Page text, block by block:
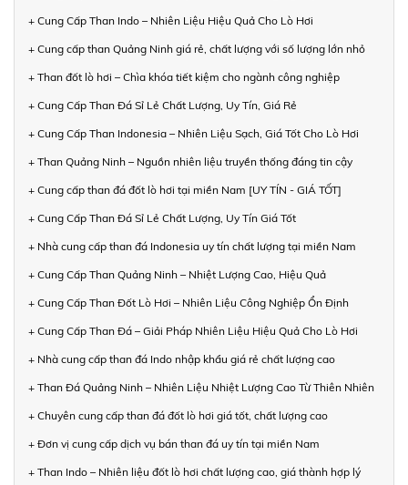
+ Cung Cấp Than Indo – Nhiên Liệu Hiệu Quả Cho Lò Hơi
+ Cung cấp than Quảng Ninh giá rẻ, chất lượng với số lượng lớn nhỏ
+ Than đốt lò hơi – Chìa khóa tiết kiệm cho ngành công nghiệp
+ Cung Cấp Than Đá Sỉ Lẻ Chất Lượng, Uy Tín, Giá Rẻ
+ Cung Cấp Than Indonesia – Nhiên Liệu Sạch, Giá Tốt Cho Lò Hơi
+ Than Quảng Ninh – Nguồn nhiên liệu truyền thống đáng tin cậy
+ Cung cấp than đá đốt lò hơi tại miền Nam [UY TÍN - GIÁ TỐT]
+ Cung Cấp Than Đá Sỉ Lẻ Chất Lượng, Uy Tín Giá Tốt
+ Nhà cung cấp than đá Indonesia uy tín chất lượng tại miền Nam
+ Cung Cấp Than Quảng Ninh – Nhiệt Lượng Cao, Hiệu Quả
+ Cung Cấp Than Đốt Lò Hơi – Nhiên Liệu Công Nghiệp Ổn Định
+ Cung Cấp Than Đá – Giải Pháp Nhiên Liệu Hiệu Quả Cho Lò Hơi
+ Nhà cung cấp than đá Indo nhập khẩu giá rẻ chất lượng cao
+ Than Đá Quảng Ninh – Nhiên Liệu Nhiệt Lượng Cao Từ Thiên Nhiên
+ Chuyên cung cấp than đá đốt lò hơi giá tốt, chất lượng cao
+ Đơn vị cung cấp dịch vụ bán than đá uy tín tại miền Nam
+ Than Indo – Nhiên liệu đốt lò hơi chất lượng cao, giá thành hợp lý